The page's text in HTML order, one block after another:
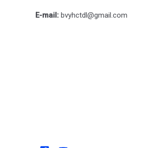
E-mail: bvyhctdl@gmail.com